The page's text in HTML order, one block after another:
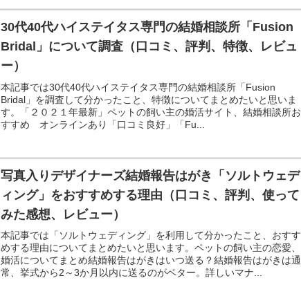
30代40代ハイステイタス専門の結婚相談所「Fusion
Bridal」について調査（口コミ、評判、特徴、レビュ
ー）
本記事では30代40代ハイステイタス専門の結婚相談所「Fusion
Bridal」を調査して分かったこと、特徴についてまとめたいと思いま
す。「２０２１年最新」ペットの飼い主の婚活サイト、結婚相談所お
すすめ オンラインあり「口コミ良好」「Fu...
写真入りデザイナーズ結婚報告はがき「ソルトウェデ
ィング」をおすすめする理由（口コミ、評判、使って
みた感想、レビュー）
本記事では「ソルトウェディング」を利用して分かったこと、おすす
めする理由についてまとめたいと思います。ペットの飼い主の恋愛、
婚活についてまとめ結婚報告はがきはいつ送る？結婚報告はがきは通
常、挙式から2～3か月以内に送るのがベター。詳しいマナ...